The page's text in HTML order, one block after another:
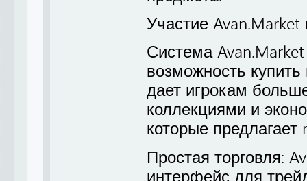
Участие Avan.Market
Система
возможность
дает игрокам
коллекциями и
которые
Простая торговля:
интерфейс для